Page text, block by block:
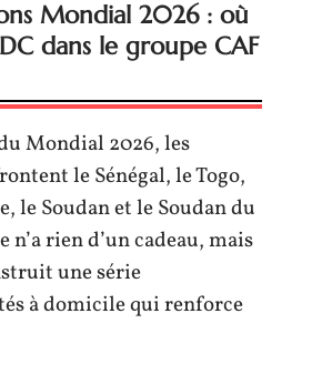
Mondial 2026 : où
dans le groupe CAF
Mondial 2026, les
le Sénégal, le Togo,
le Soudan et le Soudan du
n’a rien d’un cadeau, mais
une série
à domicile qui renforce